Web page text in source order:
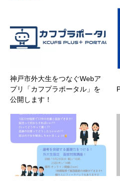
神戸市外大生をつなぐWebア
プリ「カフプラポータル」を
公開します！